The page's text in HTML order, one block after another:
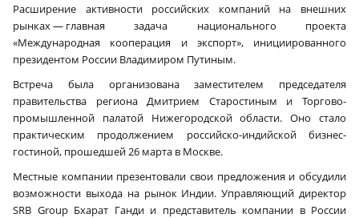
Расширение активности российских компаний на внешних
рынках — главная задача национального проекта
«Международная кооперация и экспорт», инициированного
президентом России Владимиром Путиным.
Встреча была организована заместителем председателя
правительства региона Дмитрием Старостиным и Торгово-
промышленной палатой Нижегородской области. Оно стало
практическим продолжением российско-индийской бизнес-
гостиной, прошедшей 26 марта в Москве.
Местные компании презентовали свои предложения и обсудили
возможности выхода на рынок Индии. Управляющий директор
SRB Group Бхарат Ганди и представитель компании в России